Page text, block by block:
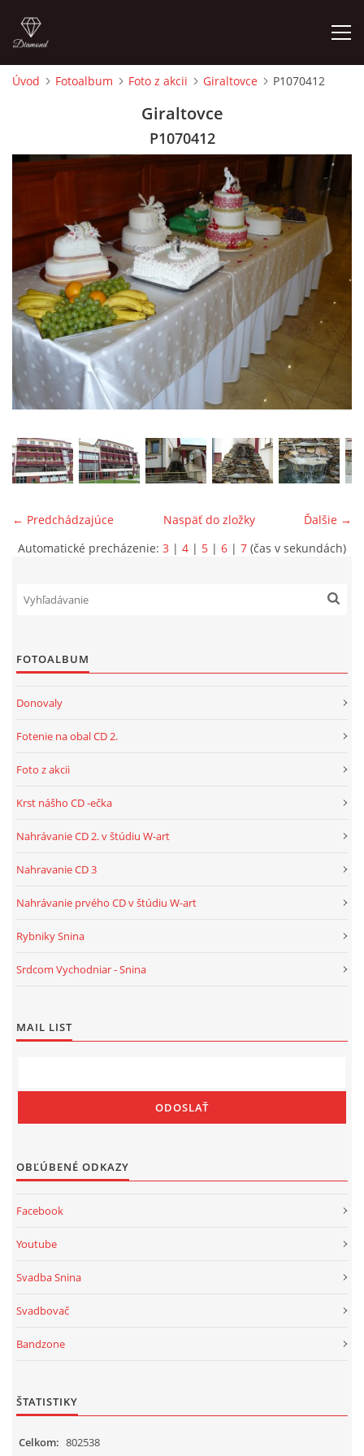
AUDIO - VIDEO
VIDEOKLIPY
NÁVŠTEVNÁ KNIHA
ONÁS
KONTAKTUJTE NÁS
Úvod Fotoalbum Foto z akcii Giraltovce P1070412
Giraltovce
P1070412
← Predchádzajúce Ďalšie →
Naspäť do zložky
Automatické precházenie: 3 | 4 | 5 | 6 | 7 (čas v sekundách)
FOTOALBUM
Donovaly
Fotenie na obal CD 2.
Foto z akcii
Krst nášho CD -ečka
Nahrávanie CD 2. v štúdiu W-art
Nahravanie CD 3
Nahrávanie prvého CD v štúdiu W-art
Rybniky Snina
Srdcom Vychodniar - Snina
MAIL LIST
OBĽÚBENÉ ODKAZY
Facebook
Youtube
Svadba Snina
Svadbovač
Bandzone
ŠTATISTIKY
Celkom: 802538